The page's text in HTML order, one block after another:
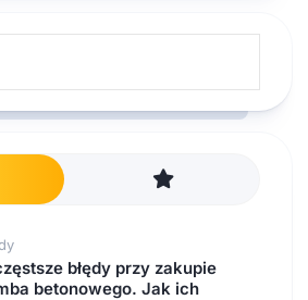
błędy przy zakupie
betonowego. Jak ich